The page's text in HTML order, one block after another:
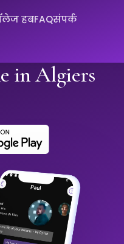
हबFAQसंपर्क
in Algiers